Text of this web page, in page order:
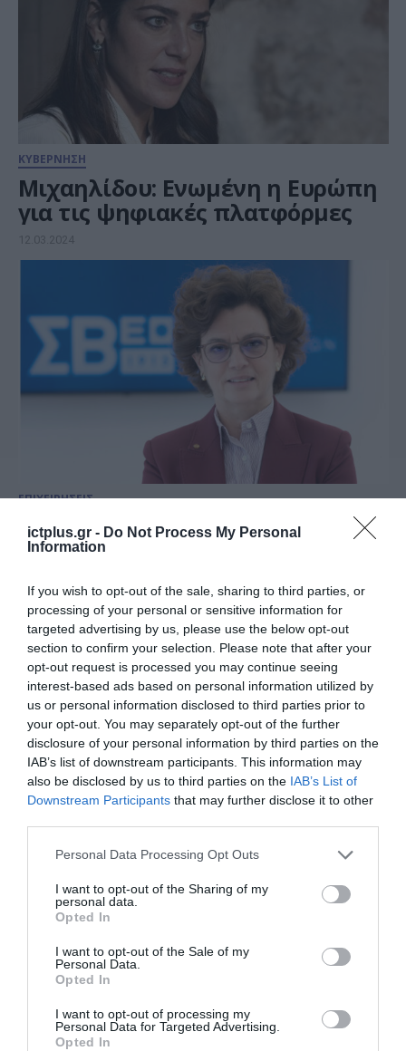
ictplus.gr - Do Not Process My Personal
Information
If you wish to opt-out of the sale, sharing to third parties, or
processing of your personal or sensitive information for
targeted advertising by us, please use the below opt-out
section to confirm your selection. Please note that after your
opt-out request is processed you may continue seeing
interest-based ads based on personal information utilized by
us or personal information disclosed to third parties prior to
your opt-out. You may separately opt-out of the further
disclosure of your personal information by third parties on the
IAB’s list of downstream participants. This information may
also be disclosed by us to third parties on the IAB’s List of
Downstream Participants that may further disclose it to other
Please note that this website/app uses one or more Google
not limited to your visit or usage behaviour. You may click to
grant or deny consent to Google and its third-party tags to
use your data for below specified purposes in below Google
consent section.
Personal Data Processing Opt Outs
I want to opt-out of the Sharing of my
personal data.
Opted In
I want to opt-out of the Sale of my
Personal Data.
Opted In
I want to opt-out of processing my
Personal Data for Targeted Advertising.
Opted In
ΚΥΒΕΡΝΗΣΗ
Μιχαηλίδου: Ενωμένη η Ευρώπη
για τις ψηφιακές πλατφόρμες
12.03.2024
ΕΠΙΧΕΙΡΗΣΕΙΣ
ΣΒΕ: Σχεδιάζει ψηφιακή
πλατφόρμα για προσέλκυση
25.01.2024
ΨΗΦΙΑΚΟΣ ΜΕΤΑΣΧΗΜΑΤΙΣΜΟΣ
Eναρξη ατομικής επιχείρησης
από την οθόνη του υπολογιστή